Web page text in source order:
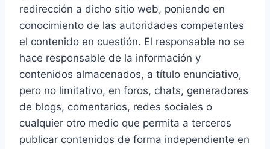
redirección a dicho sitio web, poniendo en
conocimiento de las autoridades competentes
el contenido en cuestión. El responsable no se
hace responsable de la información y
contenidos almacenados, a título enunciativo,
pero no limitativo, en foros, chats, generadores
de blogs, comentarios, redes sociales o
cualquier otro medio que permita a terceros
publicar contenidos de forma independiente en